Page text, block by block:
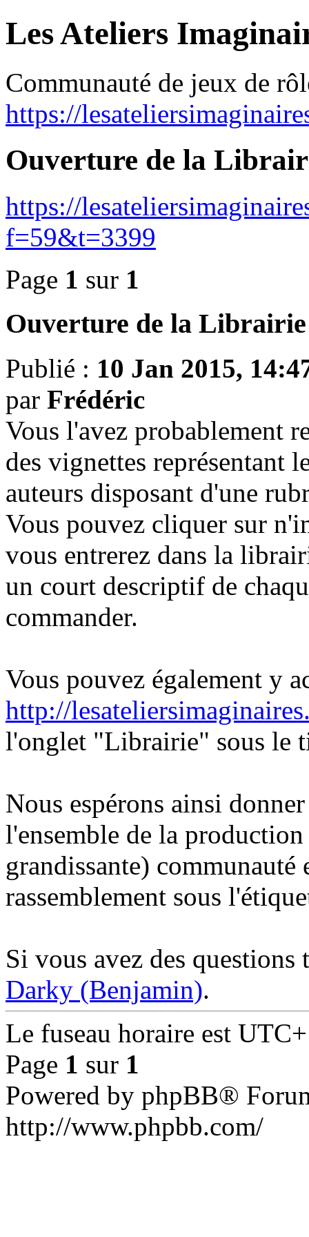
Les Ateliers
Communauté de jeux de
https://
Ouverture de la
https://
f=59&t=3399
Page 1 sur 1
Ouverture de la
Publié : 10 Jan 2015,
par Frédéric
Vous l'avez probablement
des vignettes représentant
auteurs disposant d'une
Vous pouvez cliquer sur
vous entrerez dans la
un court descriptif de
commander.
Vous pouvez également y
http://
l'onglet "Librairie" sous le
Nous espérons ainsi
l'ensemble de la
grandissante)
rassemblement sous
Si vous avez des
Darky (Benjamin).
Le fuseau horaire est
Page 1 sur 1
Powered by phpBB®
http://www.phpbb.com/